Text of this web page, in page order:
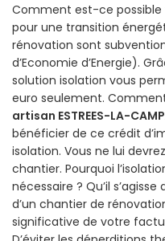
Comment est-ce possible
pour une transition
rénovation sont
d’Economie d’Energie).
solution isolation vous
euro seulement.
artisan ESTREES-LA-
bénéficier de ce crédit
isolation. Vous ne lui
chantier. Pourquoi
nécessaire ? Qu’il
d’un chantier de
significative de votre